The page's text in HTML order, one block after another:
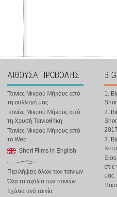
ΑΙΘΟΥΣΑ ΠΡΟΒΟΛΗΣ
Ταινίες Μικρού Μήκους από
τη συλλογή μας
Ταινίες Μικρού Μήκους από
τη Χρυσή Ταινιοθήκη
Ταινίες Μικρού Μήκους από
το Web
Short Films in English
Περιλήψεις όλων των ταινιών
Όλα τα σχόλια των ταινιών
Σχόλια ανά ταινία
1.
2.
3.
στις
μας